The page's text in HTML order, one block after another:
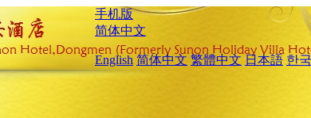
手机版
简体中文
English 简体中文 繁體中文 日本語 한